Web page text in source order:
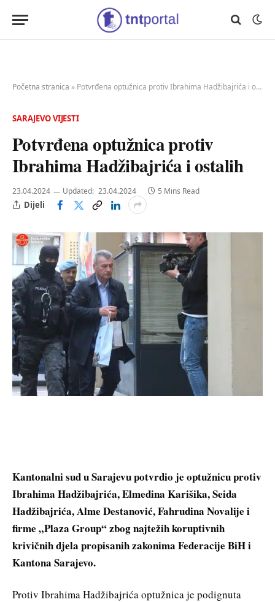
Početna stranica » Potvrđena optužnica protiv Ibrahima Hadžibajrića i ostalih
SARAJEVO VIJESTI
Potvrđena optužnica protiv
Ibrahima Hadžibajrića i ostalih
23.04.2024 Updated: 23.04.2024 5 Mins Read
Dijeli
Kantonalni sud u Sarajevu potvrdio je optužnicu protiv
Ibrahima Hadžibajrića, Elmedina Karišika, Seida
Hadžibajrića, Alme Destanović, Fahrudina Novalije i
firme „Plaza Group“ zbog najtežih koruptivnih
krivičnih djela propisanih zakonima Federacije BiH i
Kantona Sarajevo.
Protiv Ibrahima Hadžibajrića optužnica je podignuta